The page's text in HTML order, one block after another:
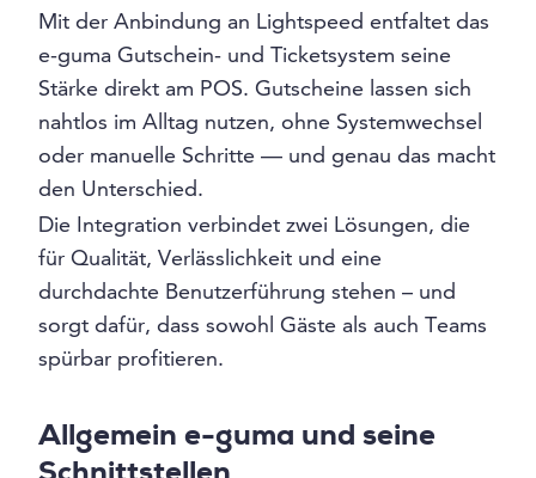
Mit der Anbindung an Lightspeed entfaltet das
e-guma Gutschein- und Ticketsystem seine
Stärke direkt am POS. Gutscheine lassen sich
nahtlos im Alltag nutzen, ohne Systemwechsel
oder manuelle Schritte — und genau das macht
den Unterschied.
Die Integration verbindet zwei Lösungen, die
für Qualität, Verlässlichkeit und eine
durchdachte Benutzerführung stehen – und
sorgt dafür, dass sowohl Gäste als auch Teams
spürbar profitieren.
Allgemein e-guma und seine